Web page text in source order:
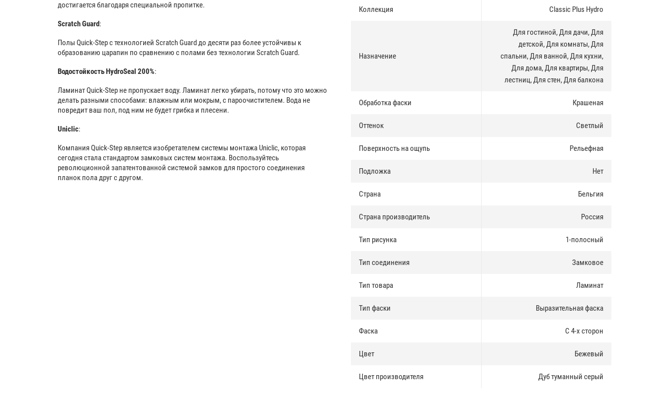
достигается благодаря специальной пропитке.
Scratch Guard:
Полы Quick-Step с технологией Scratch Guard до десяти раз более устойчивы к
образованию царапин по сравнению с полами без технологии Scratch Guard.
Водостойкость HydroSeal 200%:
Ламинат Quick-Step не пропускает воду. Ламинат легко убирать, потому что это можно
делать разными способами: влажным или мокрым, с пароочистителем. Вода не
повредит ваш пол, под ним не будет грибка и плесени.
Uniclic:
Компания Quick-Step является изобретателем системы монтажа Uniclic, которая
сегодня стала стандартом замковых систем монтажа. Воспользуйтесь
революционной запатентованной системой замков для простого соединения
планок пола друг с другом.
Коллекция Classic Plus Hydro
Назначение
Для гостиной, Для дачи, Для
детской, Для комнаты, Для
спальни, Для ванной, Для кухни,
Для дома, Для квартиры, Для
лестниц, Для стен, Для балкона
Обработка фаски Крашеная
Оттенок Светлый
Поверхность на ощупь Рельефная
Подложка Нет
Страна Бельгия
Страна производитель Россия
Тип рисунка 1-полосный
Тип соединения Замковое
Тип товара Ламинат
Тип фаски Выразительная фаска
Фаска С 4-х сторон
Цвет Бежевый
Цвет производителя Дуб туманный серый